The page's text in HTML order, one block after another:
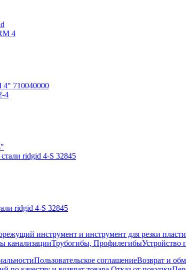
4" 710040000
ridgid 4-S 32845
инструмент и инструмент для резки
канализацииТрубогибы, ПрофилегибыУстройство
Пользовательское соглашениеВозврат и